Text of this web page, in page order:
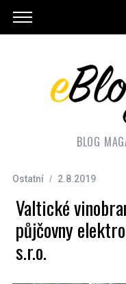
BLOG
Ostatní 2.8.2019
Valtické
půjčovny
s.r.o.